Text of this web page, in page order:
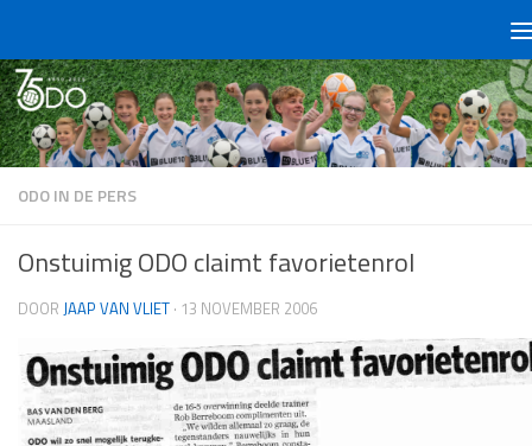
ODO IN DE PERS
Onstuimig ODO claimt favorietenrol
DOOR JAAP VAN VLIET · 13 NOVEMBER 2006